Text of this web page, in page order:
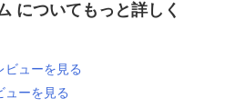
についてもっと詳しく
ビューを見る
ューを見る